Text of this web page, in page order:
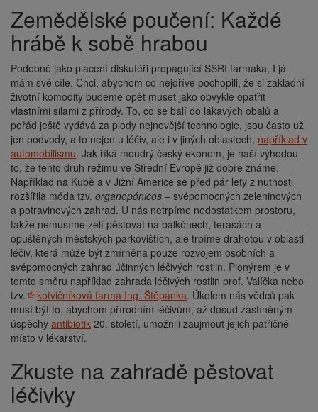
Zemědělské poučení: Každé
hrábě k sobě hrabou
Podobně jako placení diskutéři propagující SSRI farmaka, I já
mám své cíle. Chci, abychom co nejdříve pochopili, že si základní
životní komodity budeme opět muset jako obvykle opatřit
vlastními silami z přírody. To, co se balí do lákavých obalů a
pořád ještě vydává za plody nejnovější technologie, jsou často už
jen podvody, a to nejen u léčiv, ale i v jiných oblastech, například v
automobilismu. Jak říká moudrý český ekonom, je naší výhodou
to, že tento druh režimu ve Střední Evropě již dobře známe.
Například na Kubě a v Jižní Americe se před pár lety z nutnosti
rozšířila móda tzv. organopónicos – svépomocných zeleninových
a potravinových zahrad. U nás netrpíme nedostatkem prostoru,
takže nemusíme zelí pěstovat na balkónech, terasách a
opuštěných městských parkovištích, ale trpíme drahotou v oblasti
léčiv, která může být zmírněna pouze rozvojem osobních a
svépomocných zahrad účinných léčivých rostlin. Pionýrem je v
tomto směru například zahrada léčivých rostlin prof. Valíčka nebo
tzv.
kotvičníková farma Ing. Štěpánka. Úkolem nás vědců pak
musí být to, abychom přírodním léčivům, až dosud zastíněným
úspěchy antibiotik 20. století, umožnili zaujmout jejich patřičné
místo v lékařství.
Zkuste na zahradě pěstovat
léčivky